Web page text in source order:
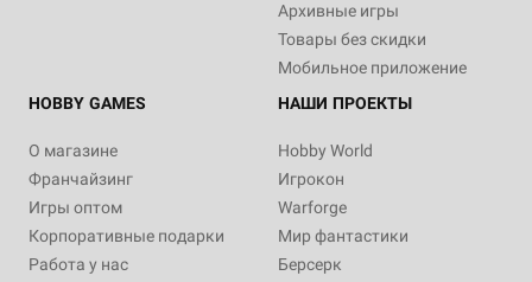
Архивные игры
Товары без скидки
Мобильное приложение
HOBBY GAMES
О магазине
Франчайзинг
Игры оптом
Корпоративные подарки
Работа у нас
НАШИ ПРОЕКТЫ
Hobby World
Игрокон
Warforge
Мир фантастики
Берсерк